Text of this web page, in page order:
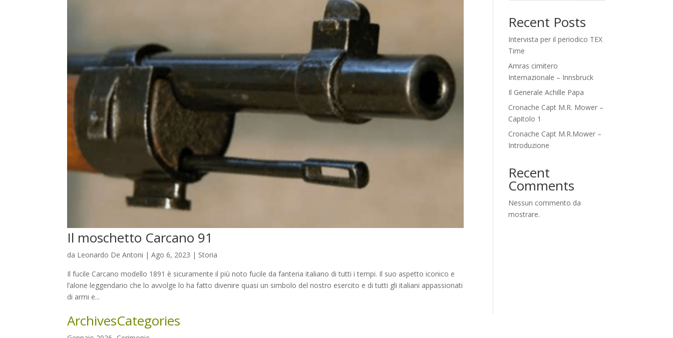
Il moschetto Carcano 91
da Leonardo De Antoni |Ago 6, 2023 | Storia
Il fucile Carcano modello 1891 è sicuramente il più noto fucile da fanteria italiano di tutti i tempi. Il suo aspetto iconico e
l’alone leggendario che lo avvolge lo ha fatto divenire quasi un simbolo del nostro esercito e di tutti gli italiani appassionati
di armi e...
Recent Posts
Intervista per il periodico TEX
Time
Amras cimitero
Internazionale – Innsbruck
Il Generale Achille Papa
Cronache Capt M.R. Mower –
Capitolo 1
Cronache Capt M.R.Mower –
Introduzione
Recent
Comments
Nessun commento da
mostrare.
ArchivesCategories